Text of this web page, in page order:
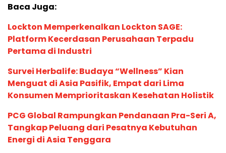
Baca Juga:
Lockton Memperkenalkan Lockton SAGE:
Platform Kecerdasan Perusahaan Terpadu
Pertama di Industri
Survei Herbalife: Budaya “Wellness” Kian
Menguat di Asia Pasifik, Empat dari Lima
Konsumen Memprioritaskan Kesehatan Holistik
PCG Global Rampungkan Pendanaan Pra-Seri A,
Tangkap Peluang dari Pesatnya Kebutuhan
Energi di Asia Tenggara